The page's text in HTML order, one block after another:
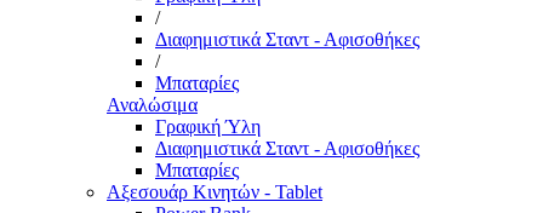
/
Διαφημιστικά Σταντ - Αφισοθήκες
/
Μπαταρίες
Αναλώσιμα
Γραφική Ύλη
Διαφημιστικά Σταντ - Αφισοθήκες
Μπαταρίες
Αξεσουάρ Κινητών - Tablet